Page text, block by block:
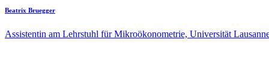
Beatrix Bruegger
Assistentin am Lehrstuhl für Mikroökonometrie, Universität